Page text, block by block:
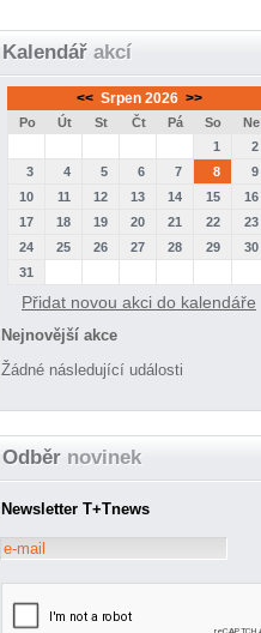
Kalendář akcí
<< Srpen 2026 >>
Po Út St Čt Pá So
Ne
1
2
3
4 5 6 7 8
9
10
11 12 13 14 15
16
17
18 19 20 21 22
23
24
25 26 27 28 29
30
31
Přidat novou akci do kalendáře
Nejnovější akce
Žádné následující události
Odběr novinek
Newsletter T+Tnews